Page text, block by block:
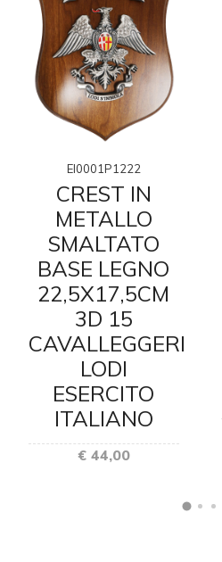
EI0001P1222
CREST IN
METALLO
SMALTATO
BASE LEGNO
22,5X17,5CM
3D 15
CAVALLEGGERI
LODI
ESERCITO
ITALIANO
€ 44,00